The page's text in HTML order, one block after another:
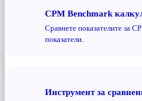
CPM Benchmark
Сравнете показателите за
показатели.
Инструмент за